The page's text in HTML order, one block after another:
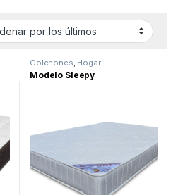
Colchones Hogar
Modelo Sleepy